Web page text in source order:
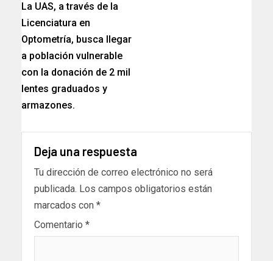
La UAS, a través de la
Licenciatura en
Optometría, busca llegar
a población vulnerable
con la donación de 2 mil
lentes graduados y
armazones.
Deja una respuesta
Tu dirección de correo electrónico no será
publicada. Los campos obligatorios están
marcados con *
Comentario *